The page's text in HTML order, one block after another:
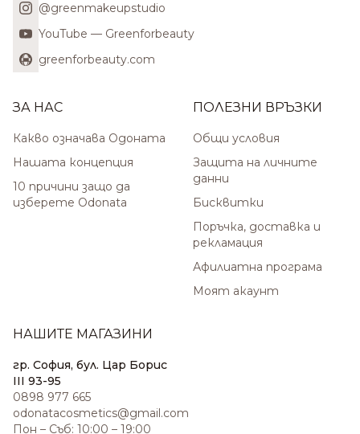
@greenmakeupstudio
YouTube — Greenforbeauty
greenforbeauty.com
ЗА НАС
Какво означава Одоната
Нашата концепция
10 причини защо да
изберете Odonata
ПОЛЕЗНИ ВРЪЗКИ
Общи условия
Защита на личните
данни
Бисквитки
Поръчка, доставка и
рекламация
Афилиатна програма
Моят акаунт
НАШИТЕ МАГАЗИНИ
гр. София, бул. Цар Борис
III 93-95
0898 977 665
odonatacosmetics@gmail.com
Пон – Съб: 10:00 – 19:00